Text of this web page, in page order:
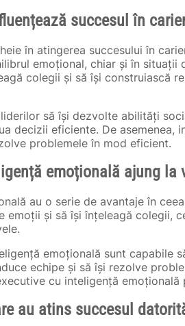
succesul în
în atingerea succesului în
emoțional, chiar și în situații
colegii și să își construiască
să își dezvolte abilități
decizii eficiente. De asemenea,
problemele în mod eficient.
emoțională ajung la
au o serie de avantaje în
emoții și să își înțeleagă colegii,
emoțională sunt capabile
echipe și să își rezolve
cu inteligență emoțională
au atins succesul